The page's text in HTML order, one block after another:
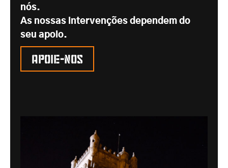
nós.
As nossas intervenções dependem do
seu apoio.
Apoie-nos